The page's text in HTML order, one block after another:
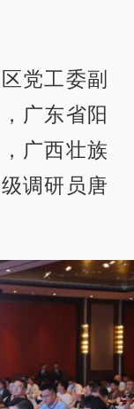
党工委副
广东省阳
广西壮族
调研员唐